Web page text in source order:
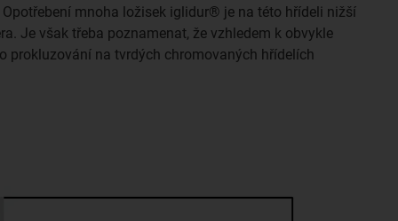
mnoha ložisek iglidur® je na této hřídeli nižší
Je však třeba poznamenat, že vzhledem k obvykle
prokluzování na tvrdých chromovaných hřídelích